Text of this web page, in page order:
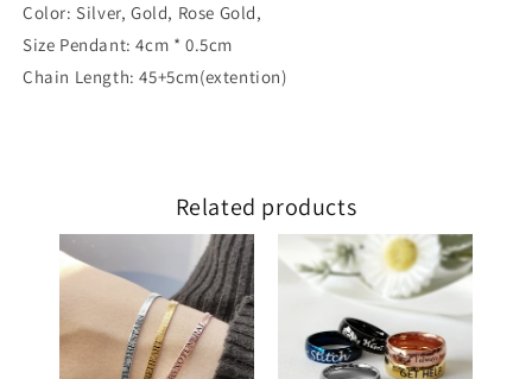
Color: Silver, Gold, Rose Gold,
Size Pendant: 4cm * 0.5cm
Chain Length: 45+5cm(extention)
Related products